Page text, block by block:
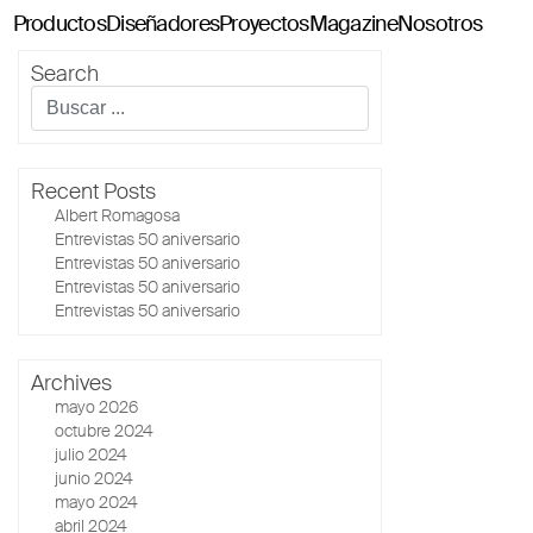
ProductosDiseñadoresProyectosMagazineNosotros
Classics114
Pey114
Tria114
Configurador Tria114
Search
Recent Posts
Albert Romagosa
Entrevistas 50 aniversario
Entrevistas 50 aniversario
Entrevistas 50 aniversario
Entrevistas 50 aniversario
Archives
mayo 2026
octubre 2024
julio 2024
junio 2024
mayo 2024
abril 2024